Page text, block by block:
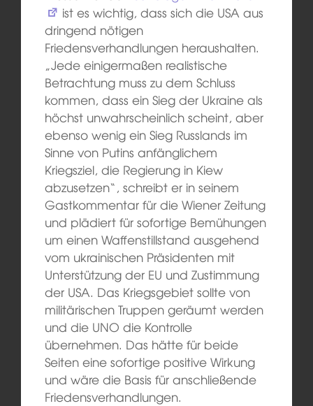
ist es wichtig, dass sich die USA aus
dringend nötigen
Friedensverhandlungen heraushalten.
„Jede einigermaßen realistische
Betrachtung muss zu dem Schluss
kommen, dass ein Sieg der Ukraine als
höchst unwahrscheinlich scheint, aber
ebenso wenig ein Sieg Russlands im
Sinne von Putins anfänglichem
Kriegsziel, die Regierung in Kiew
abzusetzen“, schreibt er in seinem
Gastkommentar für die Wiener Zeitung
und plädiert für sofortige Bemühungen
um einen Waffenstillstand ausgehend
vom ukrainischen Präsidenten mit
Unterstützung der EU und Zustimmung
der USA. Das Kriegsgebiet sollte von
militärischen Truppen geräumt werden
und die UNO die Kontrolle
übernehmen. Das hätte für beide
Seiten eine sofortige positive Wirkung
und wäre die Basis für anschließende
Friedensverhandlungen.